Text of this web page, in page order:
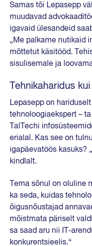
Samas tõi Lepasepp
muudavad
igavaid ülesandeid
„Me palkame nutikaid
mõttetut käsitööd.
sisulisemale ja
Tehnikaharidus
Lepasepp on
tehnoloogiaekspert –
TalTechi
erialal. Kas see on
igapäevatöös kasuks?
kindlalt.
Tema sõnul on oluline
ka seda, kuidas
õigusnõustajad
mõistmata päriselt
sa saad aru nii IT-
konkurentsieelis.“